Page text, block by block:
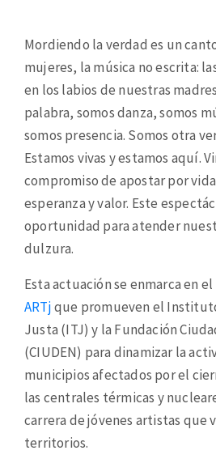
Mordiendo la verdad es un
mujeres, la música no escrita:
en los labios de nuestras
palabra, somos danza, somos
somos presencia. Somos otra
Estamos vivas y estamos aquí.
compromiso de apostar por
esperanza y valor. Este
oportunidad para atender
dulzura.
Esta actuación se enmarca en
ARTjque promueven el
Justa (ITJ) y la Fundación
(CIUDEN) para dinamizar la
municipios afectados por el
las centrales térmicas y
carrera de jóvenes artistas que
territorios.